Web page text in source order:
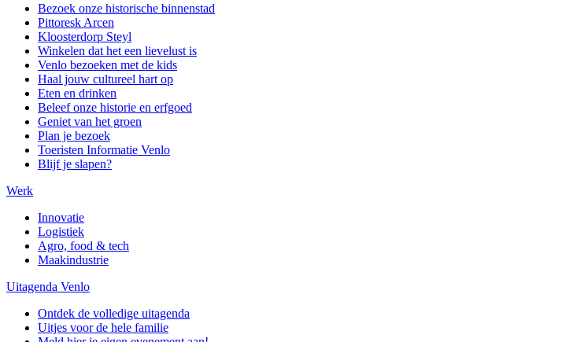
Bezoek onze historische binnenstad
Pittoresk Arcen
Kloosterdorp Steyl
Winkelen dat het een lievelust is
Venlo bezoeken met de kids
Haal jouw cultureel hart op
Eten en drinken
Beleef onze historie en erfgoed
Geniet van het groen
Plan je bezoek
Toeristen Informatie Venlo
Blijf je slapen?
Werk
Innovatie
Logistiek
Agro, food & tech
Maakindustrie
Uitagenda Venlo
Ontdek de volledige uitagenda
Uitjes voor de hele familie